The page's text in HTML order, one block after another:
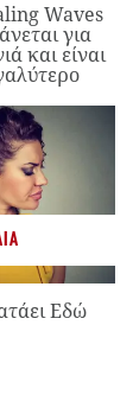
Waves
για
και είναι
Εδώ